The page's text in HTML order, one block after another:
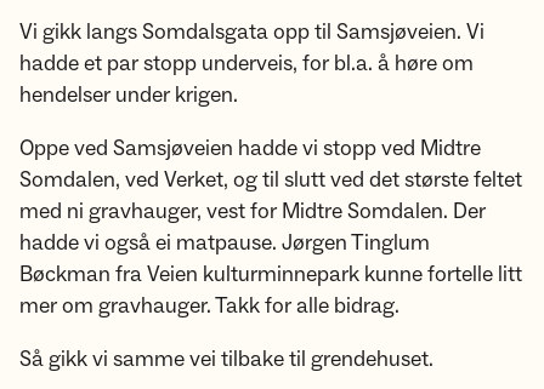
Vi gikk langs Somdalsgata opp til Samsjøveien. Vi
hadde et par stopp underveis, for bl.a. å høre om
hendelser under krigen.
Oppe ved Samsjøveien hadde vi stopp ved Midtre
Somdalen, ved Verket, og til slutt ved det største feltet
med ni gravhauger, vest for Midtre Somdalen. Der
hadde vi også ei matpause. Jørgen Tinglum
Bøckman fra Veien kulturminnepark kunne fortelle litt
mer om gravhauger. Takk for alle bidrag.
Så gikk vi samme vei tilbake til grendehuset.